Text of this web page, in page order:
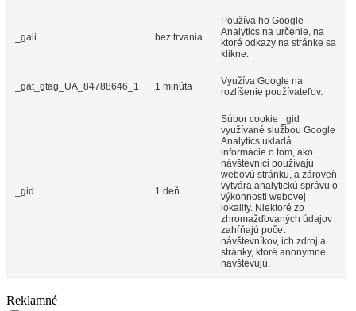
_gali bez trvania
Používa ho Google
Analytics na určenie, na
ktoré odkazy na stránke sa
klikne.
_gat_gtag_UA_84788646_1 1 minúta
Využíva Google na
rozlíšenie používateľov.
_gid 1 deň
Súbor cookie _gid
využívané službou Google
Analytics ukladá
informácie o tom, ako
návštevníci používajú
webovú stránku, a zároveň
vytvára analytickú správu o
výkonnosti webovej
lokality. Niektoré zo
zhromažďovaných údajov
zahŕňajú počet
návštevníkov, ich zdroj a
stránky, ktoré anonymne
navštevujú.
Reklamné